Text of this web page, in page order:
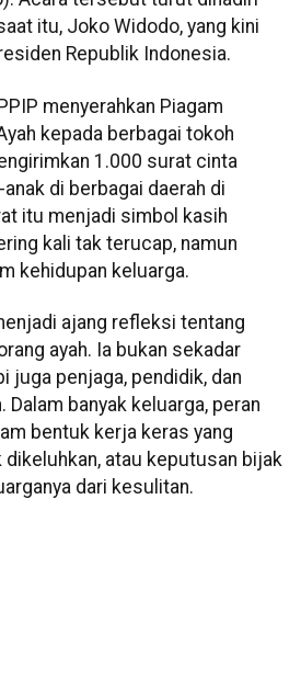
itu, Joko Widodo, yang kini
Republik Indonesia.
menyerahkan Piagam
kepada berbagai tokoh
1.000 surat cinta
di berbagai daerah di
itu menjadi simbol kasih
kali tak terucap, namun
kehidupan keluarga.
ajang refleksi tentang
ayah. Ia bukan sekadar
juga penjaga, pendidik, dan
banyak keluarga, peran
bentuk kerja keras yang
dikeluhkan, atau keputusan bijak
dari kesulitan.